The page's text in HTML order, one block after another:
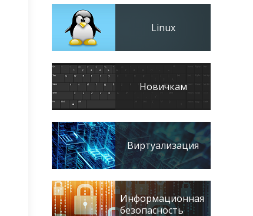
Linux
Новичкам
Виртуализация
Информационная
безопасность